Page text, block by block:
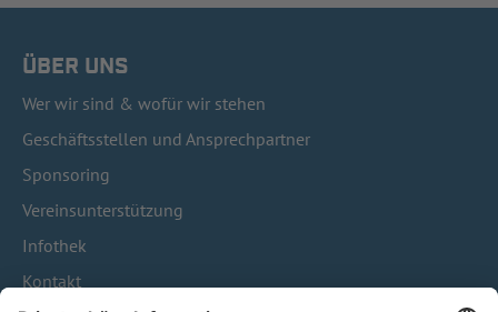
ÜBER UNS
Wer wir sind & wofür wir stehen
Geschäftsstellen und Ansprechpartner
Sponsoring
Vereinsunterstützung
Infothek
Kontakt